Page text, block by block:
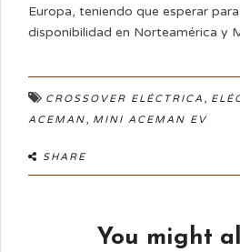
Europa, teniendo que esperar
disponibilidad en Norteamérica y
CROSSOVER ELÉCTRICA ,
ACEMAN, MINI ACEMAN EV
SHARE
You might